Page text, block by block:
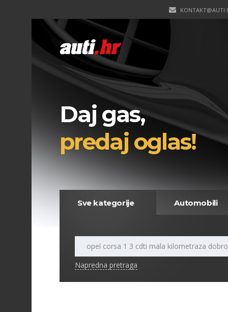
Daj gas,
predaj oglas!
Sve kategorije Automobili
Napredna pretraga